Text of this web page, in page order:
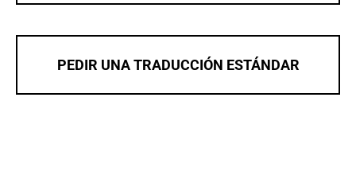
PEDIR UNA TRADUCCIÓN ESTÁNDAR